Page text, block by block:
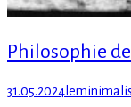
Philosophie
Posted
31.05.2024 Author